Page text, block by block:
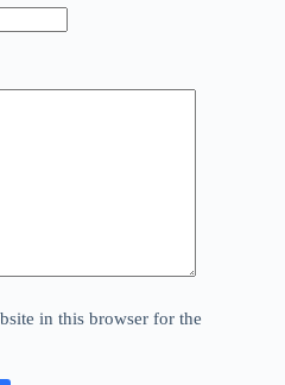
in this browser for the